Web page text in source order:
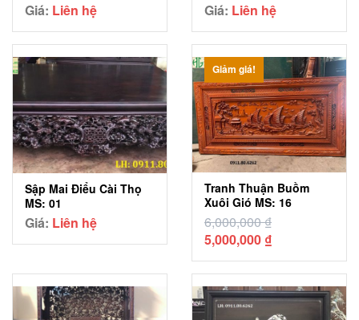
Giá: Liên hệ Giá: Liên hệ
Sập Mai Điểu Cài Thọ
MS: 01
Giá: Liên hệ
Giảm giá!
Tranh Thuận Buồm
Xuôi Gió MS: 16
6,000,000₫
Giá
gốc
là:
6,000,000 ₫.
5,000,000 ₫
hiện
tại
là:
5,000,000 ₫.